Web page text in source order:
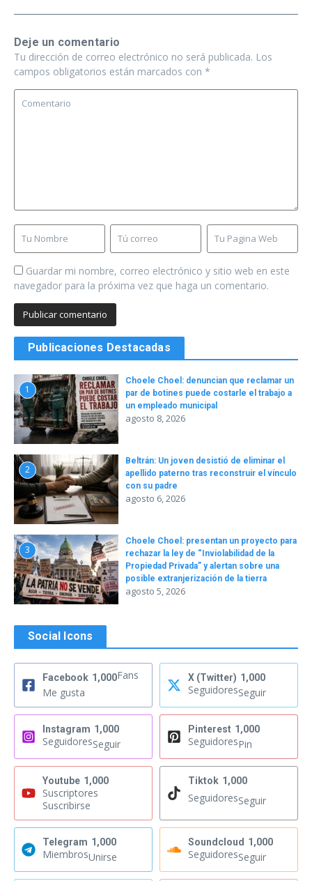
Deje un comentario
Tu dirección de correo electrónico no será publicada. Los
campos obligatorios están marcados con *
Guardar mi nombre, correo electrónico y sitio web en este
navegador para la próxima vez que haga un comentario.
Publicaciones Destacadas
1
Choele Choel: denuncian que reclamar un
par de botines puede costarle el trabajo a
un empleado municipal
agosto 8, 2026
2
Beltrán: Un joven desistió de eliminar el
apellido paterno tras reconstruir el vínculo
con su padre
agosto 6, 2026
3
Choele Choel: presentan un proyecto para
rechazar la ley de “Inviolabilidad de la
Propiedad Privada” y alertan sobre una
posible extranjerización de la tierra
agosto 5, 2026
Social Icons
Facebook 1,000Fans
Me gusta
X (Twitter) 1,000
SeguidoresSeguir
Instagram 1,000
SeguidoresSeguir
Pinterest 1,000
SeguidoresPin
Youtube 1,000
Suscriptores
Suscribirse
Tiktok 1,000
SeguidoresSeguir
Telegram 1,000
MiembrosUnirse
Soundcloud 1,000
SeguidoresSeguir